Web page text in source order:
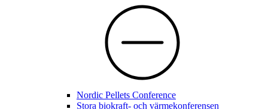
Nordic Pellets Conference
Stora biokraft- och värmekonferensen